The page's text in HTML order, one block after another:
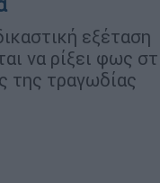
εξέταση
να ρίξει φως
της τραγωδίας